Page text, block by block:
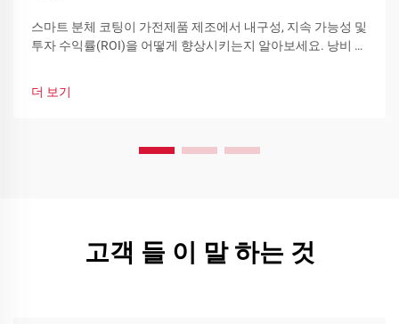
스마트 분체 코팅이 가전제품 제조에서 내구성, 지속 가능성 및
투자 수익률(ROI)을 어떻게 향상시키는지 알아보세요. 낭비 감
더 보기
고객 들 이 말 하는 것